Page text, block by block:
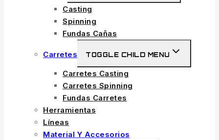
Casting
Spinning
Fundas Cañas
Carretes TOGGLE CHILD MENU
Carretes Casting
Carretes Spinning
Fundas Carretes
Herramientas
Líneas
Material Y Accesorios